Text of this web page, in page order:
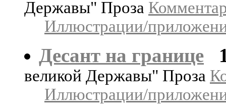
Державы" Проза
Иллюстрации/
Десант на границе
великой Державы" Проза
Иллюстрации/